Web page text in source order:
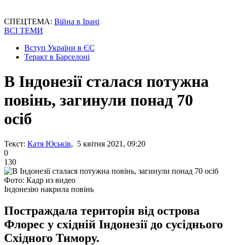
СПЕЦТЕМА: Війна в Ірані
ВСІ ТЕМИ
Вступ України в ЄС
Теракт в Барселоні
В Індонезії сталася потужна
повінь, загинули понад 70
осіб
Текст: Катя Юськів, 5 квітня 2021, 09:20
0
130
Фото: Кадр из видео
Індонезію накрила повінь
Постраждала територія від острова
Флорес у східній Індонезії до сусіднього
Східного Тимору.